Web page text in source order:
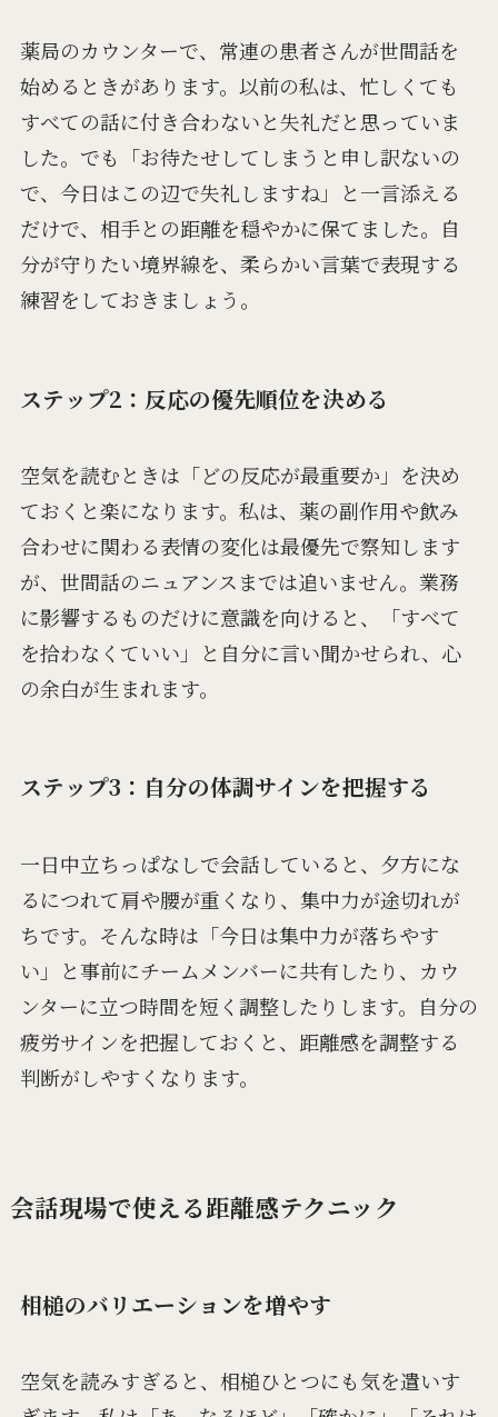
薬局のカウンターで、常連の患者さんが世間話を
始めるときがあります。以前の私は、忙しくても
すべての話に付き合わないと失礼だと思っていま
した。でも「お待たせしてしまうと申し訳ないの
で、今日はこの辺で失礼しますね」と一言添える
だけで、相手との距離を穏やかに保てました。自
分が守りたい境界線を、柔らかい言葉で表現する
練習をしておきましょう。
ステップ2：反応の優先順位を決める
空気を読むときは「どの反応が最重要か」を決め
ておくと楽になります。私は、薬の副作用や飲み
合わせに関わる表情の変化は最優先で察知します
が、世間話のニュアンスまでは追いません。業務
に影響するものだけに意識を向けると、「すべて
を拾わなくていい」と自分に言い聞かせられ、心
の余白が生まれます。
ステップ3：自分の体調サインを把握する
一日中立ちっぱなしで会話していると、夕方にな
るにつれて肩や腰が重くなり、集中力が途切れが
ちです。そんな時は「今日は集中力が落ちやす
い」と事前にチームメンバーに共有したり、カウ
ンターに立つ時間を短く調整したりします。自分の
疲労サインを把握しておくと、距離感を調整する
判断がしやすくなります。
会話現場で使える距離感テクニック
相槌のバリエーションを増やす
空気を読みすぎると、相槌ひとつにも気を遣いす